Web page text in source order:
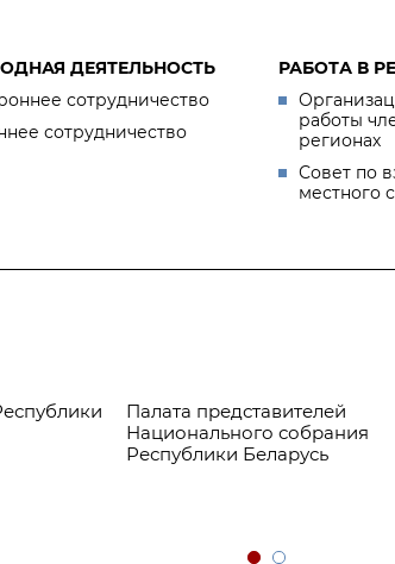
ДЕЯТЕЛЬНОСТЬ
сотрудничество
сотрудничество
РАБОТА В
работы
регионах
Совет по
местного
Палата представителей
Национального собрания
Республики Беларусь